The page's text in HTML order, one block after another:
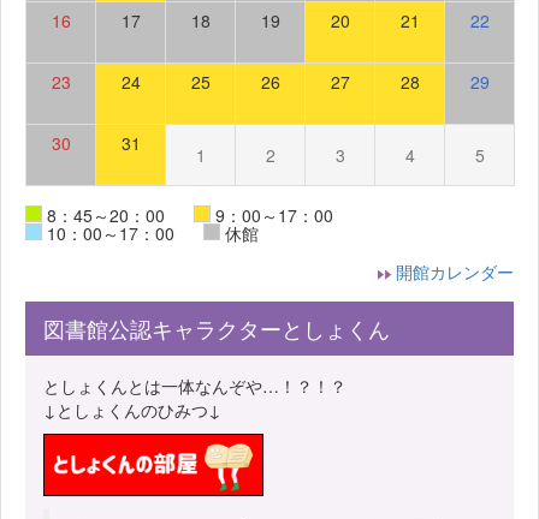
16 17 18 19 20 21 22
23 24 25 26 27 28 29
30 31 1 2 3 4 5
8：45～20：00 9：00～17：00
10：00～17：00
休館
開館カレンダー
図書館公認キャラクターとしょくん
としょくんとは一体なんぞや…！？！？
↓としょくんのひみつ↓